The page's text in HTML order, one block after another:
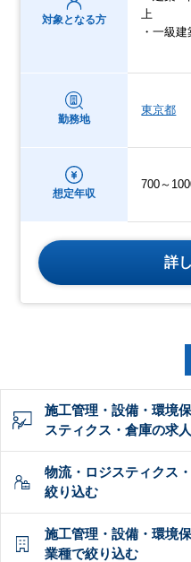
対象となる方
上
・一級
勤務地
東京都
想定年収
700～
詳
施工管理・設備・環境
スティクス・倉庫の求
物流・ロジスティクス
絞り込む
施工管理・設備・環境
業種で絞り込む